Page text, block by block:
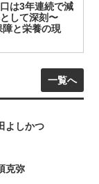
は3年連続で減
して深刻〜
と栄養の現
一覧へ
よしかつ
克弥